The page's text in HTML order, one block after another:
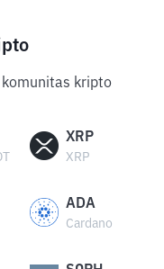
kripto
XRP
XRP
ADA
Cardano